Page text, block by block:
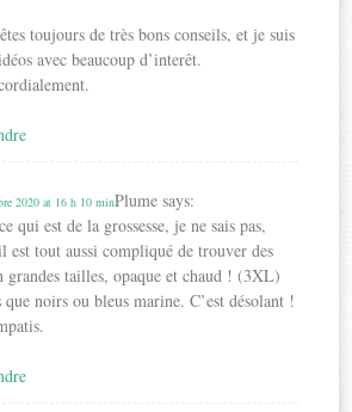
toujours de très bons conseils, et je suis
avec beaucoup d’interêt.
Plume says:
2020 at 16 h 10 min
qui est de la grossesse, je ne sais pas,
est tout aussi compliqué de trouver des
grandes tailles, opaque et chaud ! (3XL)
que noirs ou bleus marine. C’est désolant !